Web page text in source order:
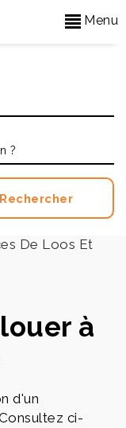
Menu
De Loos Et
à
d'un
ci-